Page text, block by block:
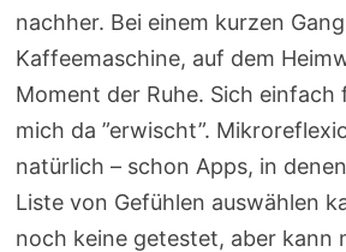
nachher. Bei einem kurzen
Kaffeemaschine, auf dem
Moment der Ruhe. Sich einfach
mich da ”erwischt”.
natürlich – schon Apps, in
Liste von Gefühlen auswählen
noch keine getestet, aber kann